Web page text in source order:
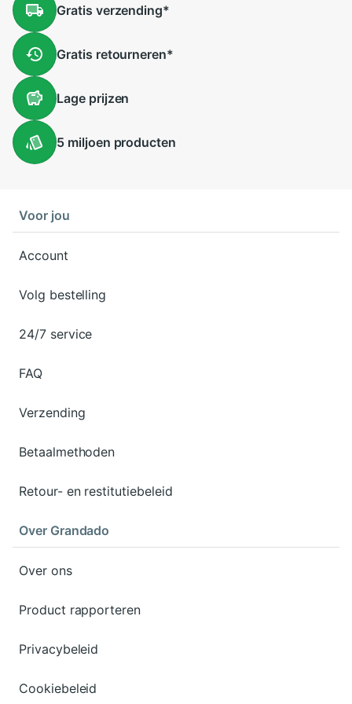
Gratis verzending*
Gratis retourneren*
Lageprijzen
5 miljoen producten
Voor jou
Account
Volg bestelling
24/7 service
FAQ
Verzending
Betaalmethoden
Retour- en restitutiebeleid
Over Grandado
Over ons
Product rapporteren
Privacybeleid
Cookiebeleid